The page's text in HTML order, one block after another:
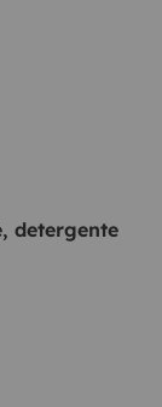
detergente